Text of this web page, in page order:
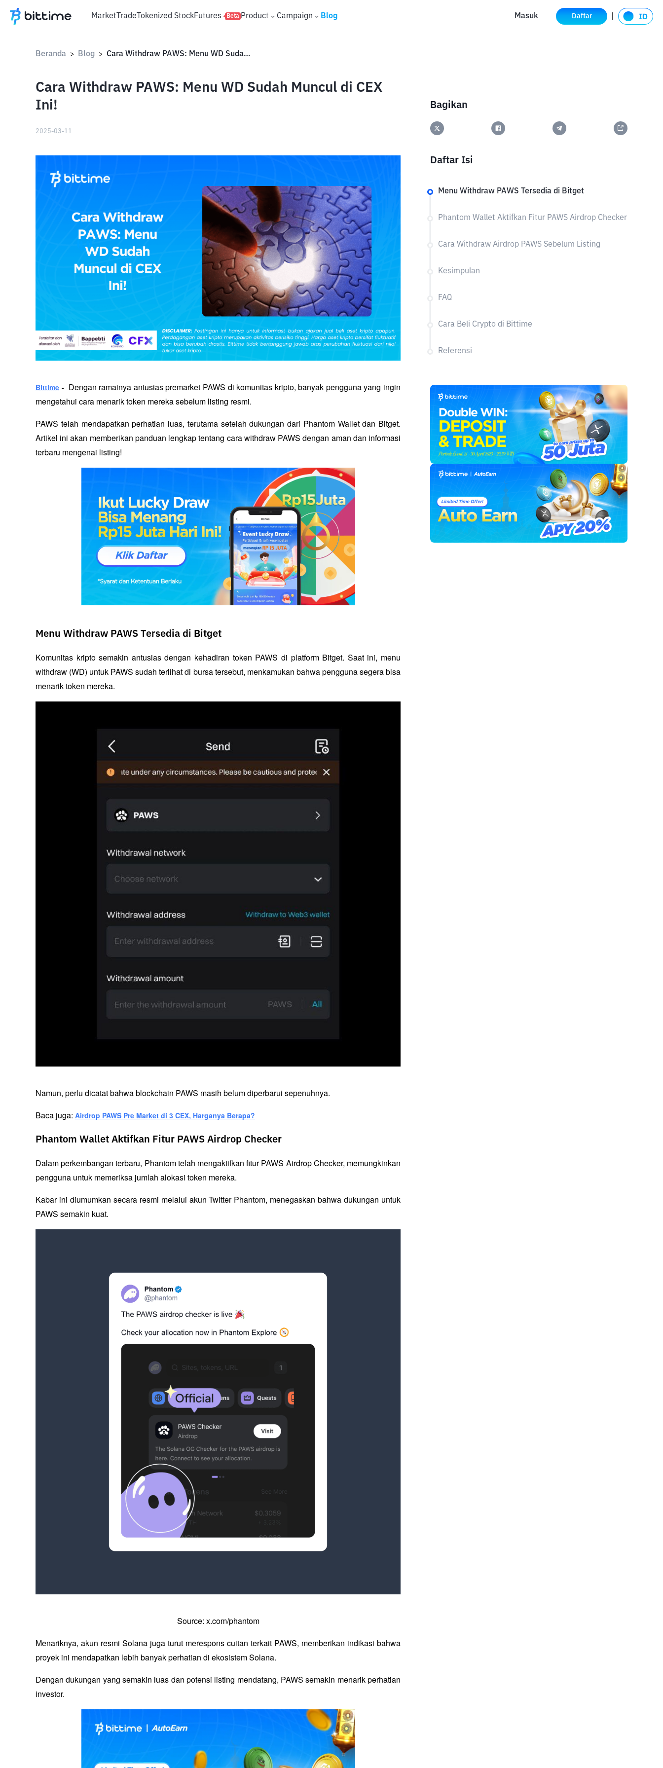
MarketTradeTokenized StockFutures Beta Product Campaign Blog Masuk Daftar
Beranda > Blog > Cara Withdraw PAWS: Menu WD Sudah Muncul di CEX Ini!
Cara Withdraw PAWS: Menu WD Sudah Muncul di CEX
Ini!
2025-03-11
Bittime - Dengan ramainya antusias premarket PAWS di komunitas kripto, banyak pengguna yang ingin
mengetahui cara menarik token mereka sebelum listing resmi.
PAWS telah mendapatkan perhatian luas, terutama setelah dukungan dari Phantom Wallet dan Bitget.
Artikel ini akan memberikan panduan lengkap tentang cara withdraw PAWS dengan aman dan informasi
terbaru mengenai listing!
Menu Withdraw PAWS Tersedia di Bitget
Komunitas kripto semakin antusias dengan kehadiran token PAWS di platform Bitget. Saat ini, menu
withdraw (WD) untuk PAWS sudah terlihat di bursa tersebut, menkamukan bahwa pengguna segera bisa
menarik token mereka.
Namun, perlu dicatat bahwa blockchain PAWS masih belum diperbarui sepenuhnya.
Baca juga: Airdrop PAWS Pre Market di 3 CEX, Harganya Berapa?
Phantom Wallet Aktifkan Fitur PAWS Airdrop Checker
Dalam perkembangan terbaru, Phantom telah mengaktifkan fitur PAWS Airdrop Checker, memungkinkan
pengguna untuk memeriksa jumlah alokasi token mereka.
Kabar ini diumumkan secara resmi melalui akun Twitter Phantom, menegaskan bahwa dukungan untuk
PAWS semakin kuat.
Source: x.com/phantom
Menariknya, akun resmi Solana juga turut merespons cuitan terkait PAWS, memberikan indikasi bahwa
proyek ini mendapatkan lebih banyak perhatian di ekosistem Solana.
Dengan dukungan yang semakin luas dan potensi listing mendatang, PAWS semakin menarik perhatian
investor.
Bagikan
Daftar Isi
Menu Withdraw PAWS Tersedia di Bitget
Phantom Wallet Aktifkan Fitur PAWS Airdrop Checker
Cara Withdraw Airdrop PAWS Sebelum Listing
Kesimpulan
FAQ
Cara Beli Crypto di Bittime
Referensi